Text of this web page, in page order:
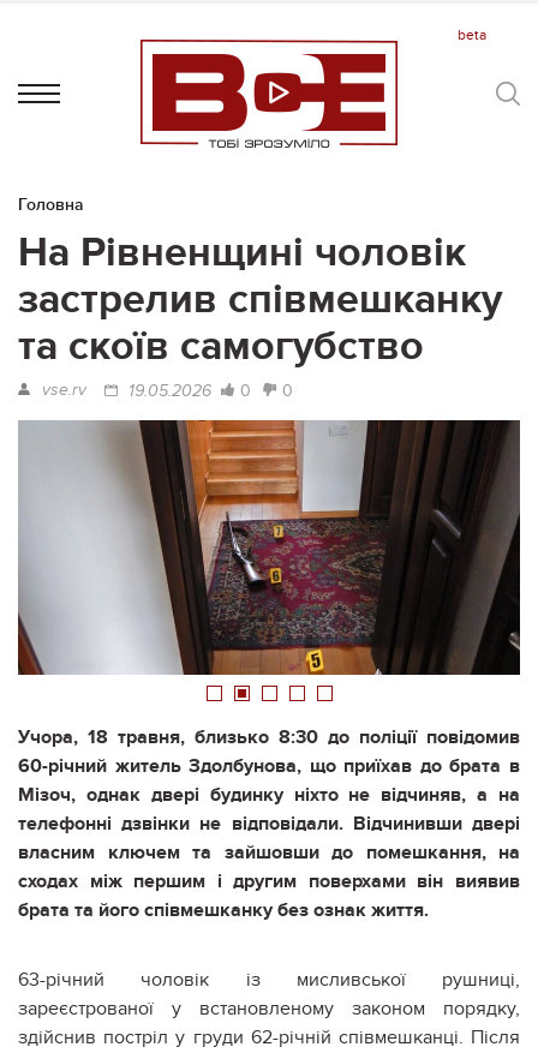
Головна
На Рівненщині чоловік
застрелив співмешканку
та скоїв самогубство
vse.rv 19.05.2026 0 0
1 2 3 4 5
Учора, 18 травня, близько 8:30 до поліції повідомив
60-річний житель Здолбунова, що приїхав до брата в
Мізоч, однак двері будинку ніхто не відчиняв, а на
телефонні дзвінки не відповідали. Відчинивши двері
власним ключем та зайшовши до помешкання, на
сходах між першим і другим поверхами він виявив
брата та його співмешканку без ознак життя.
63-річний чоловік із мисливської рушниці,
зареєстрованої у встановленому законом порядку,
здійснив постріл у груди 62-річній співмешканці. Після